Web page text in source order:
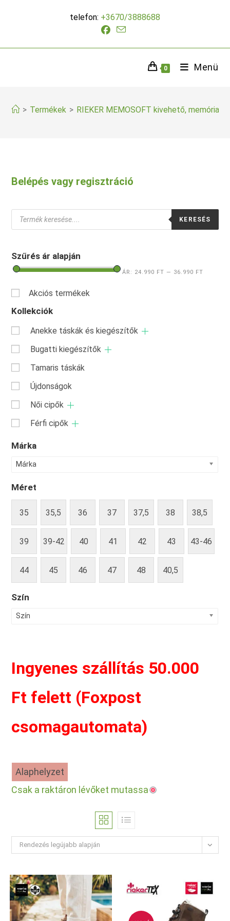
telefon: +3670/3888688
0 Menü
> Termékek > RIEKER MEMOSOFT kivehető,
Belépés vagy regisztráció
Products
search
KERESÉS
Szűrés ár alapján
ÁR: 24.990 FT — 36.990 FT
Akciós termékek
Kollekciók
Anekke táskák és kiegészítők
Bugatti kiegészítők
Tamaris táskák
Újdonságok
Női cipők
Férfi cipők
Márka
Márka
Méret
35 35,5 36 37 37,5 38 38,5
39 39-42 40 41 42 43 43-46
44 45 46 47 48 40,5
Szín
Szín
Ingyenes szállítás 50.000
Ft felett (Foxpost
csomagautomata)
Alaphelyzet
Csak a raktáron lévőket mutassa
Rendezés legújabb alapján